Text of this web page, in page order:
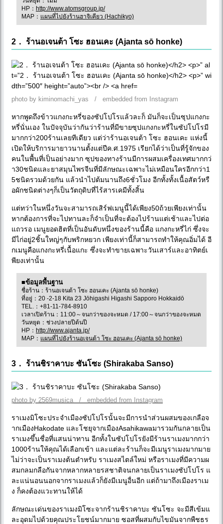
HP： http://www.atomsgroup.jp/
MAP： แผนที่ไปยังร้านฮาจิเคียว (Hachikyo)
2． ร้านอเจนต้า โซะ ฮอนเคะ (Ajanta sō honke)
photo by kiminomachi_yas / embedded from Instagram
หากพูดถึงข้าวแกงกะหรี่ของซัปโปโรแล้วละก็ มันก็จะเป็นซุปแกงกะ
หรี่นั่นเอง ในปัจจุบันว่ากันว่าร้านที่มีขายซุปแกงกะหรี่ในซัปโปโรมี
มากกว่า200ร้านเลยทีเดียว แต่ว่าร้านอเจนต้า โซะ ฮอนเคะ แห่งนี้
เปิดให้บริการมายาวนานตั้งแต่ปีค.ศ.1975 เรียกได้ว่าเป็นที่รู้จักของ
คนในพื้นที่เป็นอย่างมาก ซุปของทางร้านมีการผสมเครื่องเทศมากกว่
า30ชนิดและยาสมุนไพรจีนที่มีลักษณะเฉพาะไม่เหมือนใครอีกกว่า1
5ชนิดรวมด้วยกัน แล้วนำไปต้มนานถึง6ชั่วโมง อีกทั้งทั้งเนื้อสัตว์หรื
อผักชนิดต่างๆก็เป็นวัตถุดิบที่ไร้สารเคมีทั้งสิ้น
แต่ทว่าในหนึ่งวันจะสามารถเสิร์ฟเมนูนี้ได้เพียง50ถ้วยเพียงเท่านั้น
หากต้องการที่จะไปทานละก็จำเป็นที่จะต้องไปร้านแต่เช้าและไปต่อ
แถวรอ เมนูยอดฮิตที่เป็นอันดับหนึ่งของร้านนี้คือ แกงกะหรี่ไก่ ซึ่งจะ
มีไก่อยู่2ชิ้นใหญ่ๆกับพริกหยวก เพียงเท่านี้ก็สามารถทำให้คุณอิ่มได้ อี
กเมนูคือแกงกะหรี่เนื้อแกะ ซึ่งจะทำขายเฉพาะวันเสาร์และอาทิตย์เ
พียงเท่านั้น
■ข้อมูลพื้นฐาน
ชื่อร้าน：ร้านอเจนต้า โซะ ฮอนเคะ (Ajanta sō honke)
ที่อยู่：20 -2-18 Kita 23 Jōhigashi Higashi Sapporo Hokkaidō
TEL.：+81-11-784-8910
เวลาเปิดร้าน：11:00～จนกว่าของจะหมด / 17:00～จนกว่าของจะหมด
วันหยุด：ช่วงปลายปีต้นปี
HP： http://www.ajanta.jp/
MAP： แผนที่ไปยังร้านอเจนต้า โซะ ฮอนเคะ (Ajanta sō honke)
3． ร้านชิราคาบะ ซันโซะ (Shirakaba Sanso)
photo by 2569musica / embedded from Instagram
ราเมงมิโซะประจำเมืองซัปโปโรนั้นจะมีการนำส่วนผสมของเกลือจ
ากเมืองHakodate และโชยุจากเมืองAsahikawaมารวมกันกลายเป็น
ราเมงขึ้นชื่อที่แสนน่าทาน อีกทั้งในซัปโปโรยังมีร้านราเมงมากกว่า
1000ร้านให้คุณได้เลือกเข้า และแต่ละร้านก็จะมีเมนูราเมงมากมาย
ไม่ว่าจะเป็นราเมงต้นตำหรับ ราเมงสไตล์ใหม่ หรือราเมงที่มีความผ
สมกลมกลือกันจากหลากหลายรสชาติจนกลายเป็นราเมงซัปโปโร แ
ละแน่นอนนอกจากราเมงแล้วก็ยังมีเมนูอื่นอีก แต่ถ้ามาถึงเมืองราเม
ง ก็คงต้องแวะทานให้ได้
ลักษณะเด่นของราเมงมิโซะจากร้านชิราคาบะ ซันโซะ จะมีสีเข้มแ
ละอุดมไปด้วยคุณประโยชน์มากมาย ซอสที่ผสมกับไขมันจากพืชธร